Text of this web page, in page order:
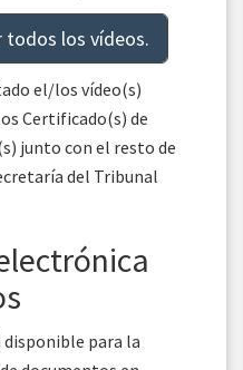
todos los vídeos.
el/los vídeo(s)
Certificado(s) de
junto con el resto de
del Tribunal
disponible para la